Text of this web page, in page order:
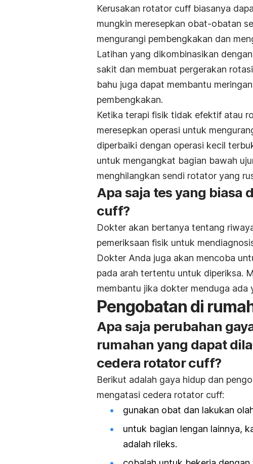
Kerusakan rotator cuff biasanya
mungkin meresepkan obat-obatan
mengurangi pembengkakan dan
Latihan yang dikombinasikan
sakit dan membuat pergerakan
bahu juga dapat membantu
pembengkakan.
Ketika terapi fisik tidak efektif atau
meresepkan operasi untuk
diperbaiki dengan operasi kecil
untuk mengangkat bagian bawah
menghilangkan sendi rotator yang
Apa saja tes yang biasa
cuff?
Dokter akan bertanya tentang
pemeriksaan fisik untuk
Dokter Anda juga akan mencoba
pada arah tertentu untuk diperiksa.
membantu jika dokter menduga ada
Pengobatan di
Apa saja perubahan
rumahan yang dapat
cedera rotator cuff?
Berikut adalah gaya hidup dan
mengatasi cedera rotator cuff:
gunakan obat dan lakukan
untuk bagian lengan lainnya,
adalah rileks.